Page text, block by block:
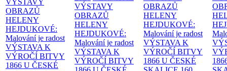
VÝSTAVY
OBRAZŮ
HELENY
HEJDUKOVÉ:
Malování je radost
VÝSTAVA K
VÝROČÍ BITVY
1866 U ČESKÉ
VÝSTAVY
OBRAZŮ
HELENY
HEJDUKOVÉ:
Malování je radost
VÝSTAVA K
VÝROČÍ BITVY
OBRAZŮ
HELENY
HEJDUKOVÉ:
Malování je radost
VÝSTAVA K
VÝROČÍ BITVY
1866 U ČESKÉ